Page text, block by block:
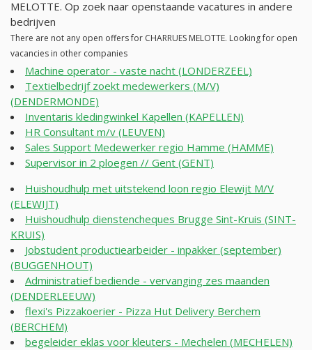
MELOTTE. Op zoek naar openstaande vacatures in andere
bedrijven
There are not any open offers for CHARRUES MELOTTE. Looking for open
vacancies in other companies
Machine operator - vaste nacht (LONDERZEEL)
Textielbedrijf zoekt medewerkers (M/V)
(DENDERMONDE)
Inventaris kledingwinkel Kapellen (KAPELLEN)
HR Consultant m/v (LEUVEN)
Sales Support Medewerker regio Hamme (HAMME)
Supervisor in 2 ploegen // Gent (GENT)
Huishoudhulp met uitstekend loon regio Elewijt M/V
(ELEWIJT)
Huishoudhulp dienstencheques Brugge Sint-Kruis (SINT-
KRUIS)
Jobstudent productiearbeider - inpakker (september)
(BUGGENHOUT)
Administratief bediende - vervanging zes maanden
(DENDERLEEUW)
flexi's Pizzakoerier - Pizza Hut Delivery Berchem
(BERCHEM)
begeleider eklas voor kleuters - Mechelen (MECHELEN)